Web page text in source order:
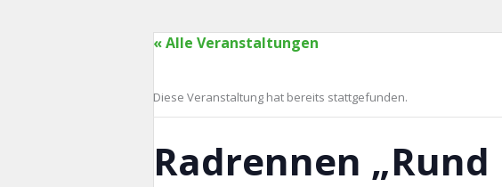
« Alle Veranstaltungen
Diese Veranstaltung hat bereits stattgefunden.
Radrennen „Rund